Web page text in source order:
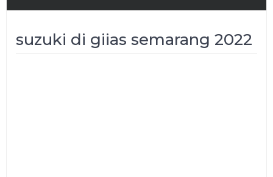
suzuki di giias semarang 2022